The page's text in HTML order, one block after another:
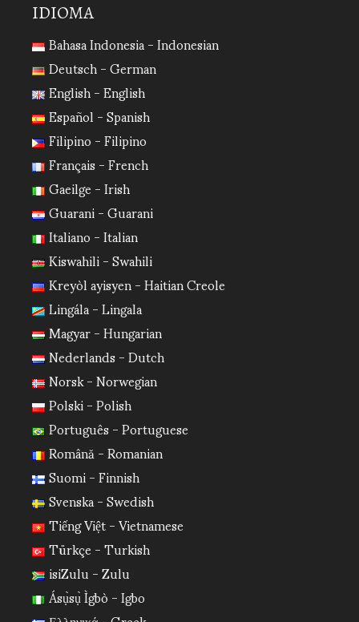
IDIOMA
Bahasa Indonesia - Indonesian
Deutsch - German
English - English
Español - Spanish
Filipino - Filipino
Français - French
Gaeilge - Irish
Guarani - Guarani
Italiano - Italian
Kiswahili - Swahili
Kreyòl ayisyen - Haitian Creole
Lingála - Lingala
Magyar - Hungarian
Nederlands - Dutch
Norsk - Norwegian
Polski - Polish
Português - Portuguese
Română - Romanian
Suomi - Finnish
Svenska - Swedish
Tiếng Việt - Vietnamese
Türkçe - Turkish
isiZulu - Zulu
Ásụ̀sụ̀ Ìgbò - Igbo